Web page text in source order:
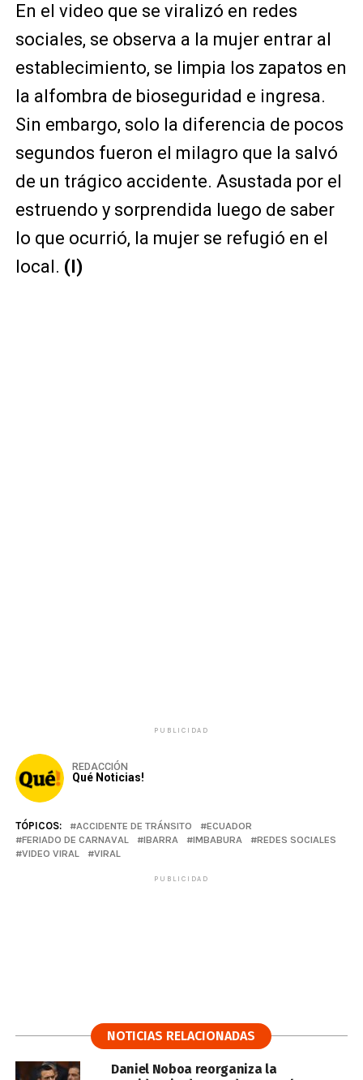
En el video que se viralizó en redes
sociales, se observa a la mujer entrar al
establecimiento, se limpia los zapatos en
la alfombra de bioseguridad e ingresa.
Sin embargo, solo la diferencia de pocos
segundos fueron el milagro que la salvó
de un trágico accidente. Asustada por el
estruendo y sorprendida luego de saber
lo que ocurrió, la mujer se refugió en el
local. (I)
PUBLICIDAD
REDACCIÓN
Qué Noticias!
TÓPICOS: ACCIDENTE DE TRÁNSITO
ECUADOR
FERIADO DE CARNAVAL
IBARRA IMBABURA
REDES SOCIALES
VIDEO VIRAL
VIRAL
PUBLICIDAD
NOTICIAS RELACIONADAS
Daniel Noboa reorganiza la